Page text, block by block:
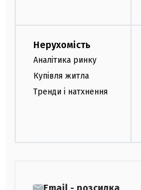
Нерухомість
Аналітика ринку
Купівля житла
Тренди і натхнення